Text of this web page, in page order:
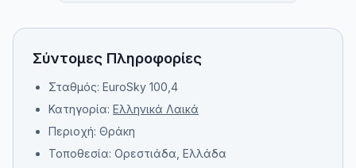
Σύντομες Πληροφορίες
Σταθμός: EuroSky 100,4
Κατηγορία: Ελληνικά Λαικά
Περιοχή: Θράκη
Τοποθεσία: Ορεστιάδα, Ελλάδα